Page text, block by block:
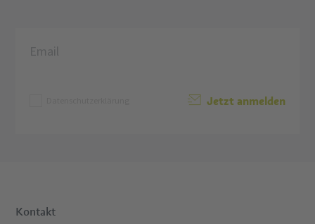
Jetzt anmelden
Kontakt